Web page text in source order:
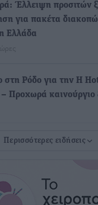
Έλλειψη προσιτών
για πακέτα
Ελλάδα
στη Ρόδο για την H
Προχωρά καινούργιο
όχημα με
πριν 2 ώρες
Περισσότερες ειδήσεις